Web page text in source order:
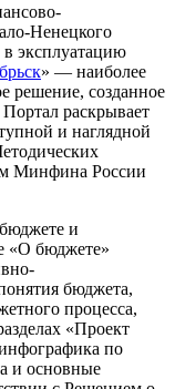
Ненецкого
в эксплуатацию
» — наиболее
решение, созданное
раскрывает
и наглядной
Минфина России
и
«О бюджете»
бюджета,
процесса,
«Проект
по
и основные